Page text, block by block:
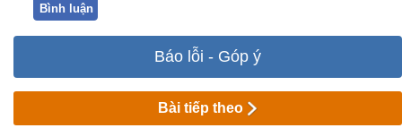
Bình luận
Báo lỗi - Góp ý
Bài tiếp theo